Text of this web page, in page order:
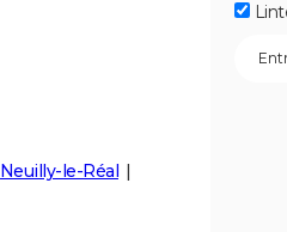
Neuilly-le-Réal